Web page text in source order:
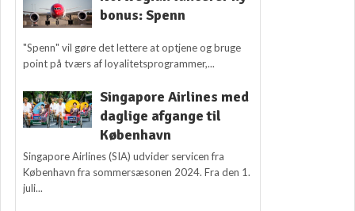
bonus: Spenn
"Spenn" vil gøre det lettere at optjene og bruge
point på tværs af loyalitetsprogrammer,...
Singapore Airlines med
daglige afgange til
København
Singapore Airlines (SIA) udvider servicen fra
København fra sommersæsonen 2024. Fra den 1.
juli...